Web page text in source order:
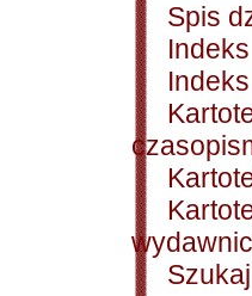
Spis
Szukaj